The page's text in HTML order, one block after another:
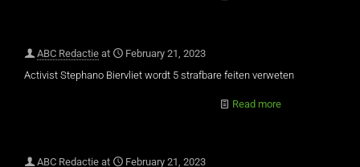
ABC Redactie at
February 21, 2023
Activist Stephano Biervliet wordt 5 strafbare feiten verweten
Read more
ABC Redactie at
February 21, 2023